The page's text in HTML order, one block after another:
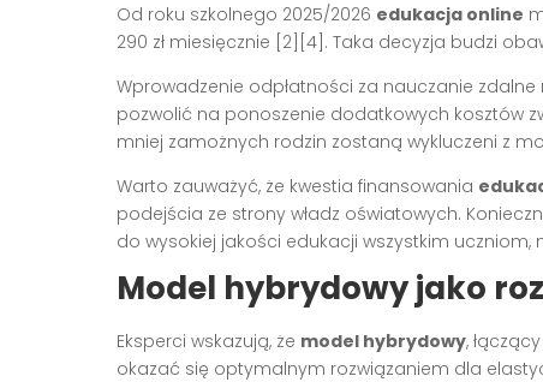
Od roku szkolnego 2025/2026 edukacja online
290 zł miesięcznie [2][4]. Taka decyzja budzi
Wprowadzenie odpłatności za nauczanie
pozwolić na ponoszenie dodatkowych kosztów
mniej zamożnych rodzin zostaną wykluczeni z
Warto zauważyć, że kwestia finansowania
podejścia ze strony władz oświatowych.
do wysokiej jakości edukacji wszystkim
Model hybrydowy jako
Eksperci wskazują, że model hybrydowy,
okazać się optymalnym rozwiązaniem dla